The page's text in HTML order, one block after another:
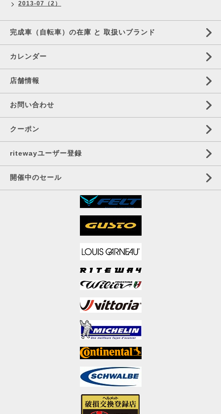
2013-07（2）
完成車（自転車）の在庫 と 取扱いブランド
カレンダー
店舗情報
お問い合わせ
クーポン
ritewayユーザー登録
開催中のセール